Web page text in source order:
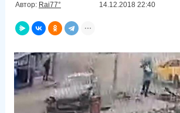
Автор: Rai77° 14.12.2018 22:40